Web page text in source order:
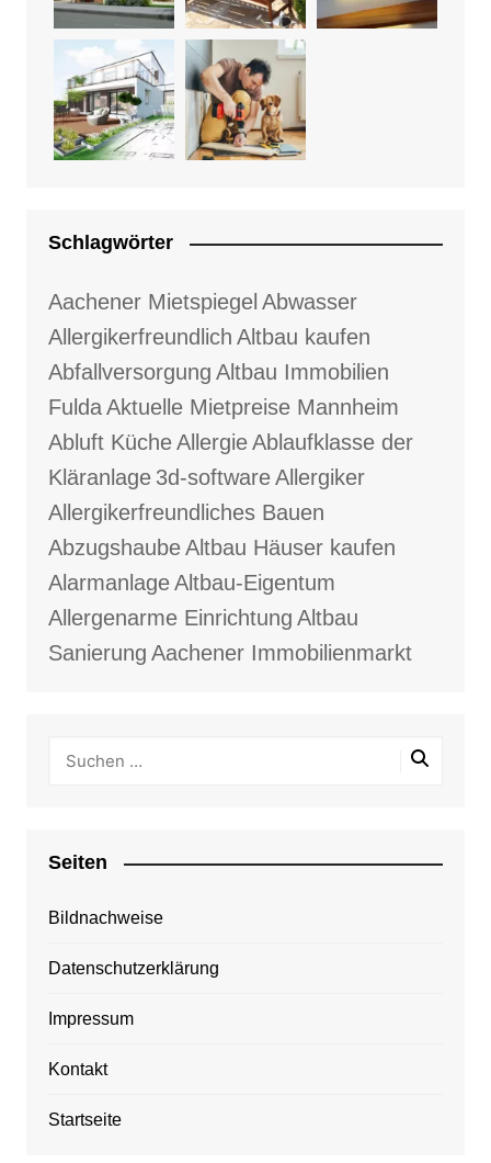
Schlagwörter
Aachener Mietspiegel Abwasser
Allergikerfreundlich Altbau kaufen
Abfallversorgung Altbau Immobilien
FuldaAktuelle Mietpreise Mannheim
Abluft KücheAllergieAblaufklasse der
Kläranlage 3d-softwareAllergiker
Allergikerfreundliches Bauen
AbzugshaubeAltbau Häuser kaufen
AlarmanlageAltbau-Eigentum
Allergenarme Einrichtung Altbau
Sanierung Aachener Immobilienmarkt
Seiten
Bildnachweise
Datenschutzerklärung
Impressum
Kontakt
Startseite